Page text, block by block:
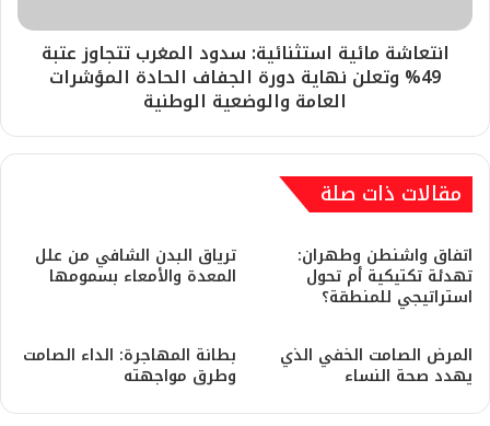
انتعاشة مائية استثنائية: سدود المغرب تتجاوز عتبة
49% وتعلن نهاية دورة الجفاف الحادة ​المؤشرات
العامة والوضعية الوطنية
مقالات ذات صلة
اتفاق واشنطن وطهران:
تهدئة تكتيكية أم تحول
استراتيجي للمنطقة؟
​ترياق البدن الشافي من علل
المعدة والأمعاء بسمومها
المرض الصامت الخفي الذي
يهدد صحة النساء
بطانة المهاجرة: الداء الصامت
وطرق مواجهته